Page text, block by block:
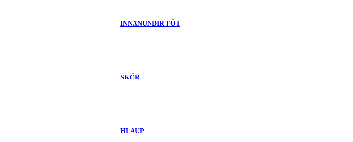
INNANUNDIR FÖT
SKÓR
HLAUP